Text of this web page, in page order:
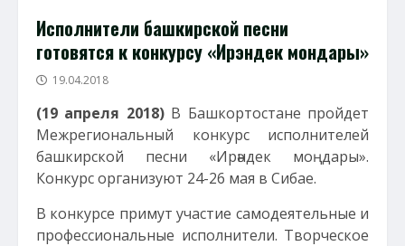
Исполнители башкирской песни
готовятся к конкурсу «Ирэндек мондары»
19.04.2018
(19 апреля 2018)В Башкортостане пройдет
Межрегиональный конкурс исполнителей
башкирской песни «Ирәндек моңдары».
Конкурс организуют 24-26 мая в Сибае.
В конкурсе примут участие самодеятельные и
профессиональные исполнители. Творческое